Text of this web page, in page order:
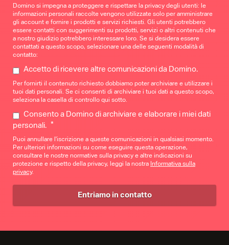
Domino si impegna a proteggere e rispettare la privacy degli utenti: le
informazioni personali raccolte vengono utilizzate solo per amministrare
gli account e fornire i prodotti e servizi richiesti. Gli utenti potrebbero
essere contatti con suggerimenti su prodotti, servizi o altri contenuti che
a nostro giudizio potrebbero interessare loro. Se si desidera essere
contattati a questo scopo, selezionare una delle seguenti modalità di
contatto:
Accetto di ricevere altre comunicazioni da Domino.
Per fornirti il contenuto richiesto dobbiamo poter archiviare e utilizzare i
tuoi dati personali. Se ci consenti di archiviare i tuoi dati a questo scopo,
seleziona la casella di controllo qui sotto.
Consento a Domino di archiviare e elaborare i miei dati
personali. *
Puoi annullare l'iscrizione a queste comunicazioni in qualsiasi momento.
Per ulteriori informazioni su come eseguire questa operazione,
consultare le nostre normative sulla privacy e altre indicazioni su
protezione e rispetto della privacy, leggi la nostraInformativa sulla
privacy.